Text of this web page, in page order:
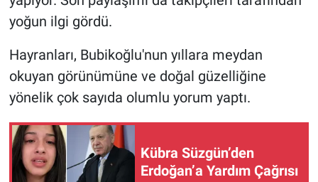
yoğun ilgi gördü.
Hayranları, Bubikoğlu'nun yıllara meydan
okuyan görünümüne ve doğal güzelliğine
yönelik çok sayıda olumlu yorum yaptı.
Kübra Süzgün’den
Erdoğan’a Yardım Çağrısı